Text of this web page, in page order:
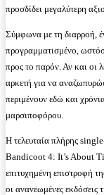
προσδίδει μεγαλύτερη
Σύμφωνα με τη διαρροή,
προγραμματισμένο,
προς το παρόν. Αν και οι
αρκετή για να
περιμένουν εδώ και
μαρσιποφόρου.
Η τελευταία πλήρης
Bandicoot 4: It’s About
επιτυχημένη επιστροφή
οι ανανεωμένες